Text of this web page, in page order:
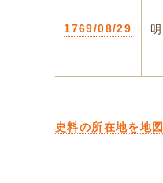
1769/08/29
史料の所在地を地